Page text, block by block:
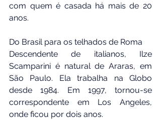
com quem é casada há mais de 20
anos.
Do Brasil para os telhados de Roma
Descendente de italianos, Ilze
Scamparini é natural de Araras, em
São Paulo. Ela trabalha na Globo
desde 1984. Em 1997, tornou-se
correspondente em Los Angeles,
onde ficou por dois anos.